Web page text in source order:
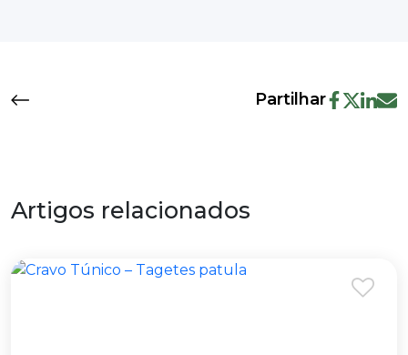
Partilhar
Artigos relacionados